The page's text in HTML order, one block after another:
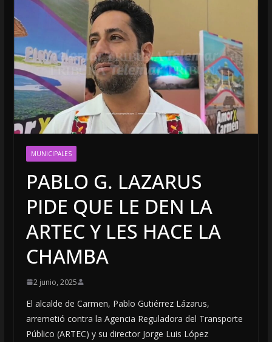
MUNICIPALES
PABLO G. LAZARUS
PIDE QUE LE DEN LA
ARTEC Y LES HACE LA
CHAMBA
2 junio, 2025
El alcalde de Carmen, Pablo Gutiérrez Lázarus,
arremetió contra la Agencia Reguladora del Transporte
Público (ARTEC) y su director Jorge Luis López